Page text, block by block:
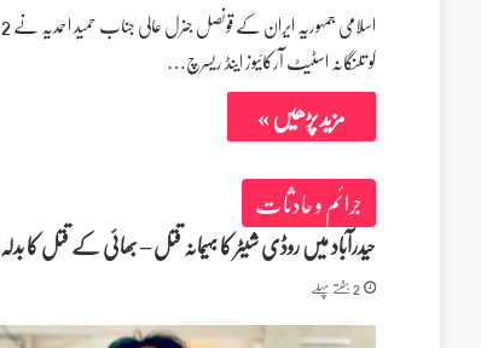
کو تلنگانہ اسٹیٹ آرکائیوز اینڈ ریسرچ…
مزید پڑھیں »
جرائم و حادثات
حیدرآباد میں روڈی شیٹر کا بہیمانہ قتل – بھائی کے قتل کا بدلہ
2 ہفتے پہلے